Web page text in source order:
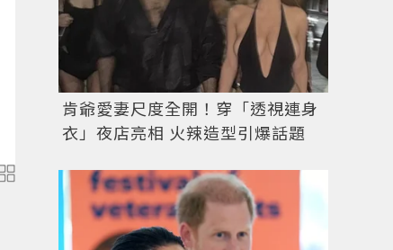
Pandora幸運紅色瓢蟲吊飾，2,480元。圖／Pandora
肯爺愛妻尺度全開！穿「透視連身
衣」夜店亮相 火辣造型引爆話題